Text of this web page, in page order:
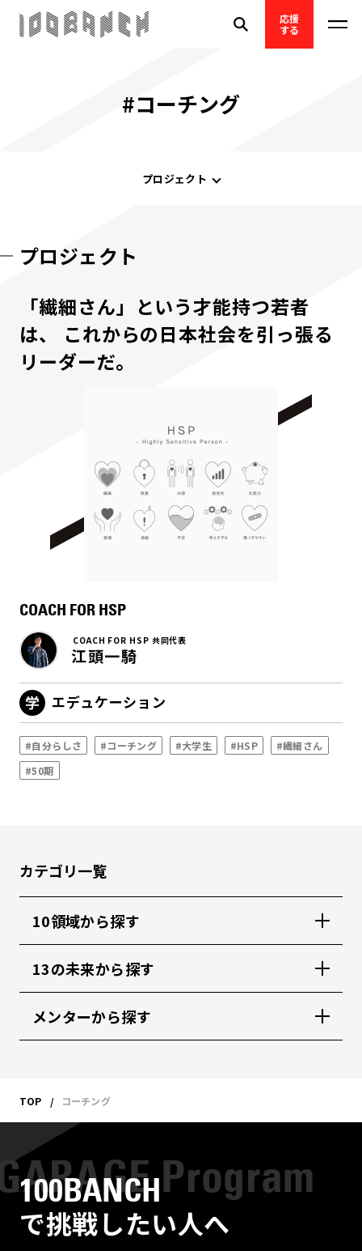
応援
する
#コーチング
プロジェクト
プロジェクト
「繊細さん」という才能持つ若者
は、 これからの日本社会を引っ張る
リーダーだ。
COACH FOR HSP
COACH FOR HSP 共同代表
江頭一騎
エデュケーション
#自分らしさ #コーチング #大学生 #HSP
#繊細さん
#50期
カテゴリ一覧
10領域から探す
13の未来から探す
メンターから探す
TOP コーチング
100BANCH
で挑戦したい人へ